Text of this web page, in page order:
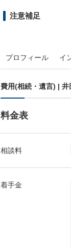
注意補足
プロフィール イ
費用(相続・遺言) |
料金表
相談料
着手金